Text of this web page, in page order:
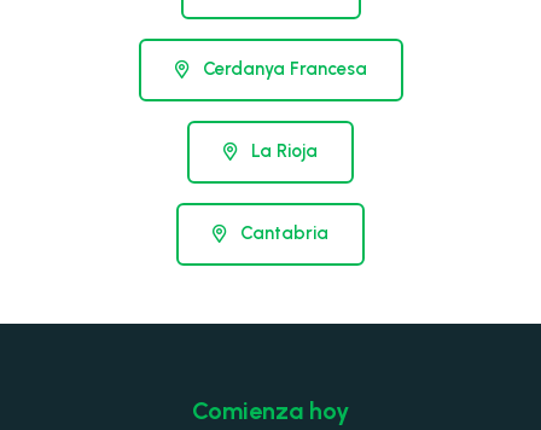
Cerdanya Francesa
La Rioja
Cantabria
Comienza hoy